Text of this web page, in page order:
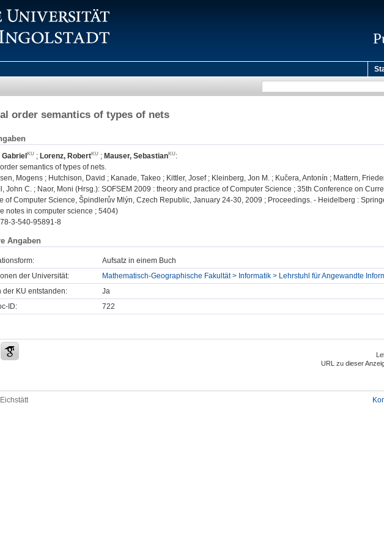
order semantics of types of nets
; Lorenz, Robert ; Mauser, Sebastian
:
semantics of types of nets.
Mogens ; Hutchison, David ; Kanade, Takeo ; Kittler, Josef ; Kleinberg, Jon M. ; Kučera, Antonín ; Mattern,
John C. ; Naor, Moni (Hrsg.): SOFSEM 2009 : theory and practice of Computer Science ; 35th Conference on
of Computer Science, Špindlerův Mlýn, Czech Republic, January 24-30, 2009 ; Proceedings. - Heidelberg :
notes in computer science ; 5404)
3-540-95891-8
Angaben
Aufsatz in einem Buch
der Universität:
Mathematisch-Geographische Fakultät > Informatik > Lehrstuhl für Angewandte
der KU entstanden:
Ja
ID:
722
URL zu dieser